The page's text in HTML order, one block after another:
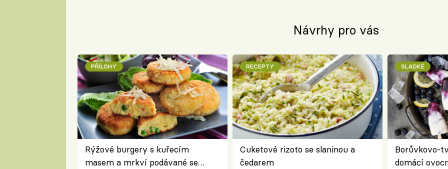
Návrhy pro vás
PŘÍLOHY
Rýžové burgery s kuřecím
masem a mrkví podávané se
RECEPTY
Cuketové rizoto se slaninou a
čedarem
SLADKÉ
Borůvkovo-
domácí